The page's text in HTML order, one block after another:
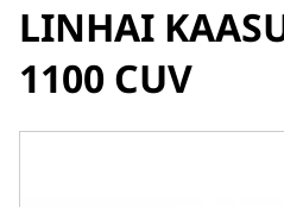
LINHAI
1100 CUV